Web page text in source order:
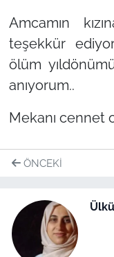
Amcamın
teşekkür
ölüm
anıyorum..
Mekanı cennet
ÖNCEKI